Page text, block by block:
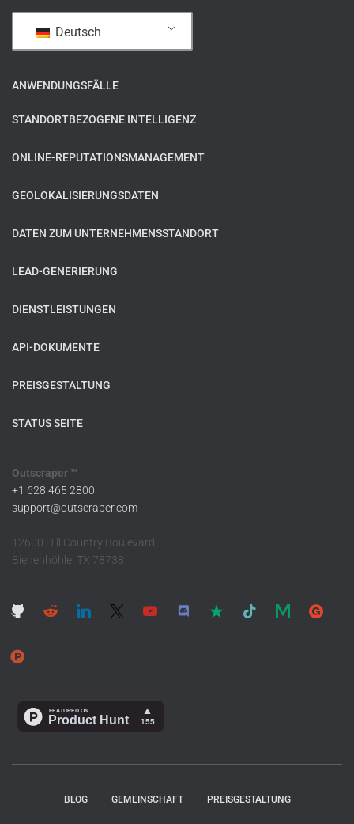
Deutsch
ANWENDUNGSFÄLLE
STANDORTBEZOGENE INTELLIGENZ
ONLINE-REPUTATIONSMANAGEMENT
GEOLOKALISIERUNGSDATEN
DATEN ZUM UNTERNEHMENSSTANDORT
LEAD-GENERIERUNG
DIENSTLEISTUNGEN
API-DOKUMENTE
PREISGESTALTUNG
STATUS SEITE
Outscraper ™
+1 628 465 2800
support@outscraper.com
12600 Hill Country Boulevard,
Bienenhöhle, TX 78738
BLOG GEMEINSCHAFT PREISGESTALTUNG